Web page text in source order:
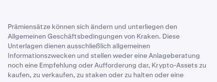
Prämiensätze können sich ändern und unterliegen den
Allgemeinen Geschäftsbedingungen von Kraken. Diese
Unterlagen dienen ausschließlich allgemeinen
Informationszwecken und stellen weder eine Anlageberatung
noch eine Empfehlung oder Aufforderung dar, Krypto-Assets zu
kaufen, zu verkaufen, zu staken oder zu halten oder eine